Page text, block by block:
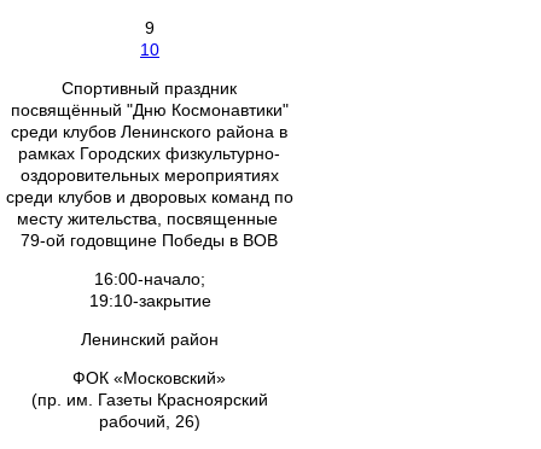
9
10
Спортивный праздник
посвящённый "Дню Космонавтики"
среди клубов Ленинского района в
рамках Городских физкультурно-
оздоровительных мероприятиях
среди клубов и дворовых команд по
месту жительства, посвященные
79-ой годовщине Победы в ВОВ
16:00-начало;
19:10-закрытие
Ленинский район
ФОК «Московский»
(пр. им. Газеты Красноярский
рабочий, 26)